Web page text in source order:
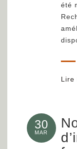
été
Lire
30
MAR